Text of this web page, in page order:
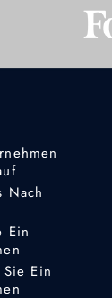
Nach
Ein
Ein